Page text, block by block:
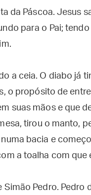
da Páscoa. Jesus
para o Pai;
a ceia. O diabo já
o propósito de
suas mãos e que
tirou o manto,
bacia e
a toalha com que
Simão Pedro. Pedro